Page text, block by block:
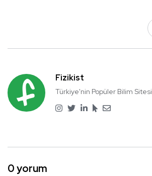
Fizikist
Türkiye'nin Popüler Bilim Sitesi
0 yorum